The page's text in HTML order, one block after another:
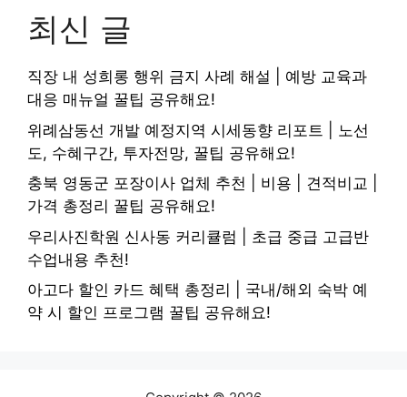
최신 글
직장 내 성희롱 행위 금지 사례 해설 | 예방 교육과
대응 매뉴얼 꿀팁 공유해요!
위례삼동선 개발 예정지역 시세동향 리포트 | 노선
도, 수혜구간, 투자전망, 꿀팁 공유해요!
충북 영동군 포장이사 업체 추천 | 비용 | 견적비교 |
가격 총정리 꿀팁 공유해요!
우리사진학원 신사동 커리큘럼 | 초급 중급 고급반
수업내용 추천!
아고다 할인 카드 혜택 총정리 | 국내/해외 숙박 예
약 시 할인 프로그램 꿀팁 공유해요!